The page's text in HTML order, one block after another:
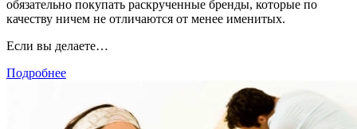
обязательно покупать раскрученные бренды, которые по
качеству ничем не отличаются от менее именитых.
Если вы делаете…
Подробнее